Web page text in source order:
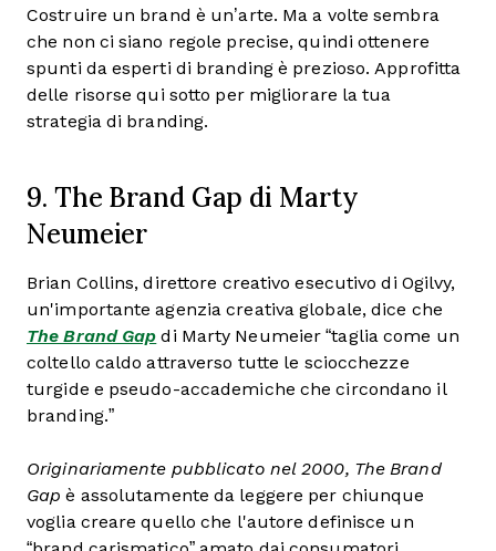
Costruire un brand è un’arte. Ma a volte sembra
che non ci siano regole precise, quindi ottenere
spunti da esperti di branding è prezioso. Approfitta
delle risorse qui sotto per migliorare la tua
strategia di branding.
9. The Brand Gap di Marty
Neumeier
Brian Collins, direttore creativo esecutivo di Ogilvy,
un'importante agenzia creativa globale, dice che
The Brand Gap di Marty Neumeier “taglia come un
coltello caldo attraverso tutte le sciocchezze
turgide e pseudo-accademiche che circondano il
branding.”
Originariamente pubblicato nel 2000, The Brand
Gap è assolutamente da leggere per chiunque
voglia creare quello che l'autore definisce un